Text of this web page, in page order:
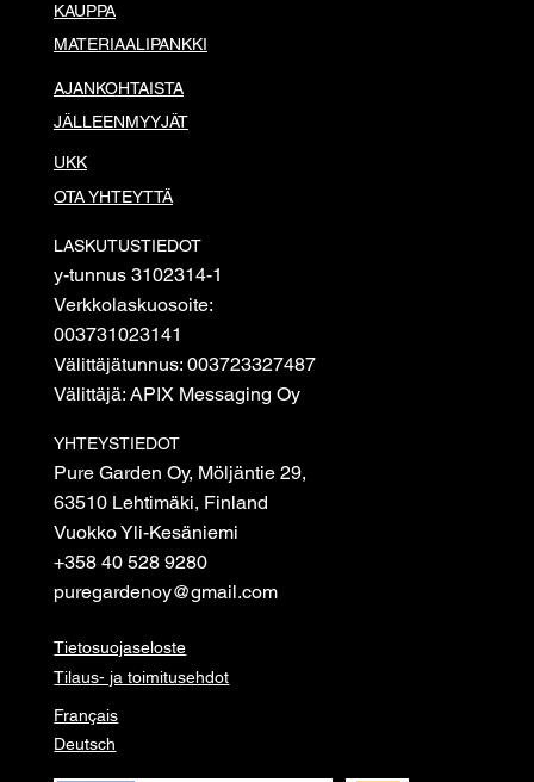
KAUPPA
MATERIAALIPANKKI
AJANKOHTAISTA
JÄLLEENMYYJÄT
UKK
OTA YHTEYTTÄ
LASKUTUSTIEDOT
y-tunnus 3102314-1
Verkkolaskuosoite:
003731023141
Välittäjätunnus: 003723327487
Välittäjä: APIX Messaging Oy
YHTEYSTIEDOT
Pure Garden Oy, Möljäntie 29,
63510 Lehtimäki, Finland
Vuokko Yli-Kesäniemi
+358 40 528 9280
puregardenoy@gmail.com
Tietosuojaseloste
Tilaus- ja toimitusehdot
Français
Deutsch